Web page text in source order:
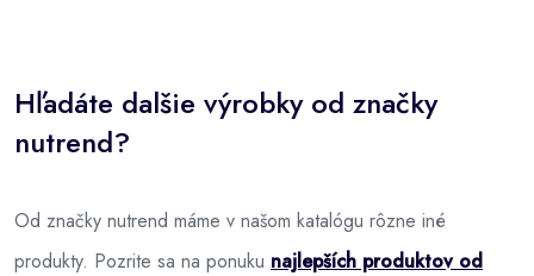
Hľadáte dalšie výrobky od značky
nutrend?
Od značky nutrend máme v našom katalógu rôzne iné
produkty. Pozrite sa na ponuku najlepších produktov od